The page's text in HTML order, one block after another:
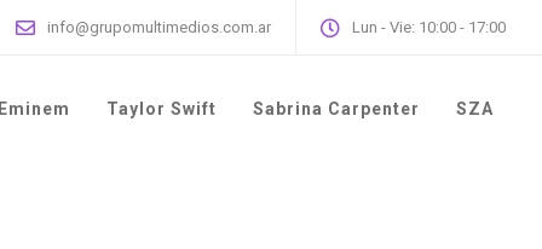
info@grupomultimedios.com.ar Lun - Vie: 10:00 - 17:00
Eminem Taylor Swift Sabrina Carpenter SZA